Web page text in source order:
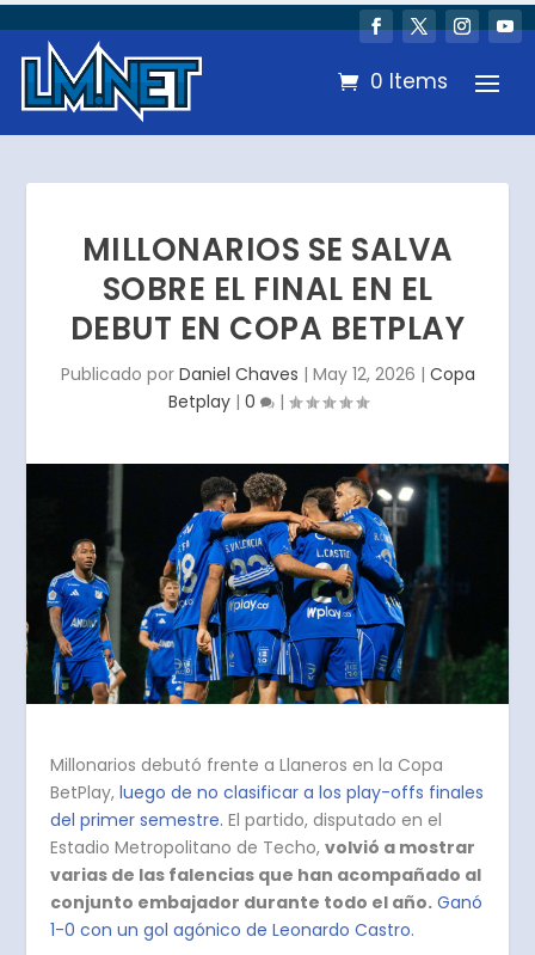
0 Items
MILLONARIOS SE SALVA
SOBRE EL FINAL EN EL
DEBUT EN COPA BETPLAY
Publicado por Daniel Chaves | May 12, 2026 | Copa
Betplay| 0 |
Millonarios debutó frente a Llaneros en la Copa
BetPlay,luego de no clasificar a los play-offs finales
del primer semestre. El partido, disputado en el
Estadio Metropolitano de Techo,volvió a mostrar
varias de las falencias que han acompañado al
conjunto embajador durante todo el año. Ganó
1-0 con un gol agónico de Leonardo Castro.